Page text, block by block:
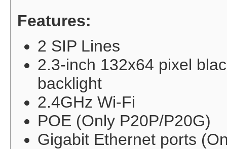
Features:
2 SIP Lines
2.3-inch 132x64 pixel
backlight
2.4GHz Wi-Fi
POE (Only P20P/P20G)
Gigabit Ethernet ports